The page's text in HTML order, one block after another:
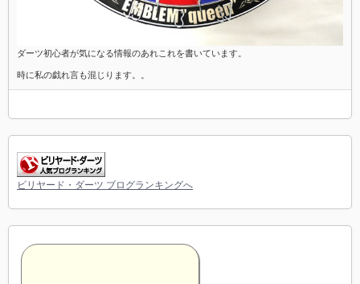
ダーツ初心者が気になる情報のあれこれを書いています。
時に私の戯れ言も混じります。。
ビリヤード・ダーツ ブログランキングへ